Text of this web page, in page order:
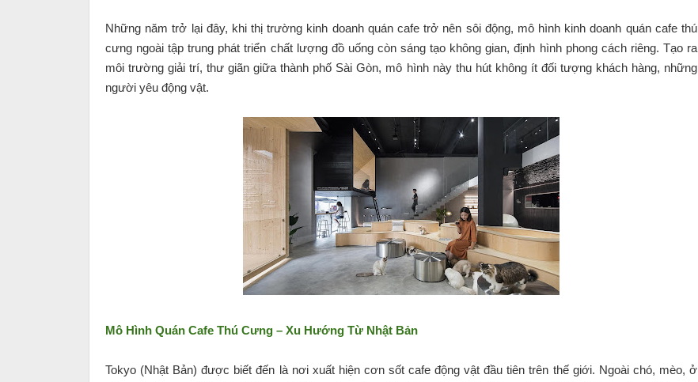
Những năm trở lại đây, khi thị trường kinh doanh quán cafe trở nên sôi động, mô hình kinh doanh quán cafe thú
cưng ngoài tập trung phát triển chất lượng đồ uống còn sáng tạo không gian, định hình phong cách riêng. Tạo ra
môi trường giải trí, thư giãn giữa thành phố Sài Gòn, mô hình này thu hút không ít đối tượng khách hàng, những
người yêu động vật.
Mô Hình Quán Cafe Thú Cưng – Xu Hướng Từ Nhật Bản
Tokyo (Nhật Bản) được biết đến là nơi xuất hiện cơn sốt cafe động vật đầu tiên trên thế giới. Ngoài chó, mèo, ở